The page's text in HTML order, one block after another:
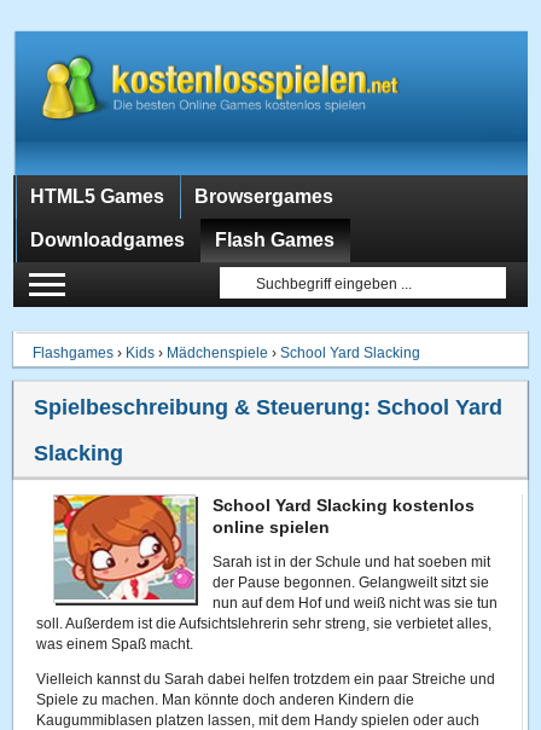
HTML5 Games Browsergames
Downloadgames Flash Games
Flashgames › Kids › Mädchenspiele ›School Yard Slacking
Spielbeschreibung & Steuerung:School Yard
Slacking
School Yard Slacking kostenlos
online spielen
Sarah ist in der Schule und hat soeben mit
der Pause begonnen. Gelangweilt sitzt sie
nun auf dem Hof und weiß nicht was sie tun
soll. Außerdem ist die Aufsichtslehrerin sehr streng, sie verbietet alles,
was einem Spaß macht.
Vielleich kannst du Sarah dabei helfen trotzdem ein paar Streiche und
Spiele zu machen. Man könnte doch anderen Kindern die
Kaugummiblasen platzen lassen, mit dem Handy spielen oder auch